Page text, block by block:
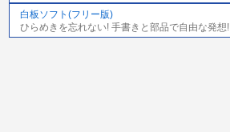
白板ソフト(フリー版)
ひらめきを忘れない! 手書きと部品で自由な発想!